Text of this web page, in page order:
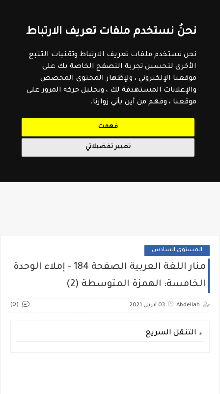
نحنُ نستخدم ملفات تعريف الارتباط
نحن نستخدم ملفات تعريف الارتباط وتقنيات التتبع
الأخرى لتحسين تجربة التصفح الخاصة بك على
موقعنا الإلكتروني ، ولإظهار المحتوى المخصص
والإعلانات المستهدفة لك ، وتحليل حركة المرور على
موقعنا ، وفهم من أين يأتي زوارنا.
فهمت
تغيير تفضيلاتي
المستوى السادس
منار اللغة العربية الصفحة 184 - إملاء الوحدة
الخامسة: الهمزة المتوسطة (2)
Abdellah 03 أبريل 2021 (0)
التنقل السريع